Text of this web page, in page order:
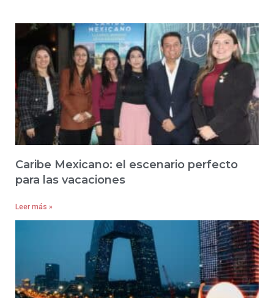
Caribe Mexicano: el escenario perfecto
para las vacaciones
Leer más »